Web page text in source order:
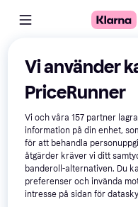
Jämför
Visa endast
Vi använder
PriceRunner
Vi och våra157 partner
information på din enhet,
för att behandla
åtgärder kräver vi ditt
banderoll-alternativen. Du
preferenser och invända
intresse på sidan för